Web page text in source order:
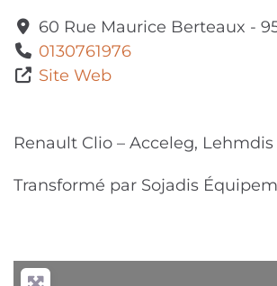
60 Rue Maurice Berteaux -
0130761976
Site Web
Renault Clio – Acceleg, Lehmdis
Transformé par Sojadis